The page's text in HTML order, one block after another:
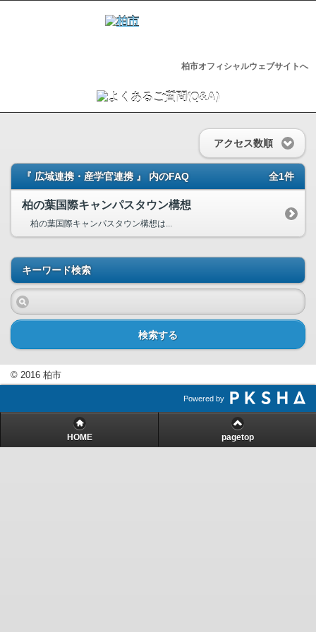
柏市オフィシャルウェブサイトへ
アクセス数順
『 広域連携・産学官連携 』 内のFAQ 全1件
柏の葉国際キャンパスタウン構想
柏の葉国際キャンパスタウン構想は...
キーワード検索
検索する
© 2016 柏市
Powered by
HOME pagetop